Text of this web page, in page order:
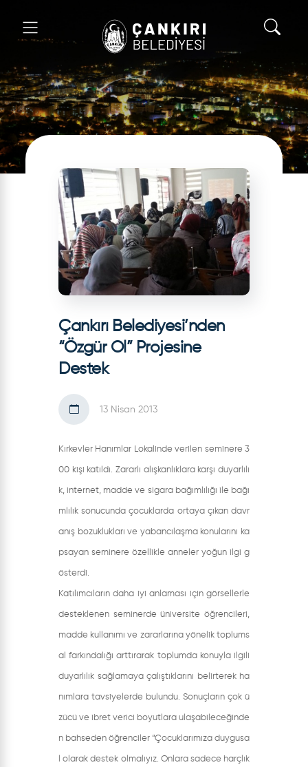
Çankırı Belediyesi’nden
“Özgür Ol” Projesine
Destek
13 Nisan 2013
Kırkevler Hanımlar Lokalinde verilen seminere 3
00 kişi katıldı. Zararlı alışkanlıklara karşı duyarlılı
k, internet, madde ve sigara bağımlılığı ile bağı
mlılık sonucunda çocuklarda ortaya çıkan davr
anış bozuklukları ve yabancılaşma konularını ka
psayan seminere özellikle anneler yoğun ilgi g
österdi.
Katılımcıların daha iyi anlaması için görsellerle
desteklenen seminerde üniversite öğrencileri,
madde kullanımı ve zararlarına yönelik toplums
al farkındalığı arttırarak toplumda konuyla ilgili
duyarlılık sağlamaya çalıştıklarını belirterek ha
nımlara tavsiyelerde bulundu. Sonuçların çok ü
zücü ve ibret verici boyutlara ulaşabileceğinde
n bahseden öğrenciler “Çocuklarımıza duygusa
l olarak destek olmalıyız. Onlara sadece harçlık